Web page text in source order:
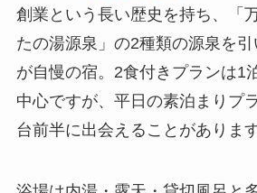
創業という長い歴史を持ち、「
たの湯源泉」の2種類の源泉を
が自慢の宿。2食付きプランは1
中心ですが、平日の素泊まりプ
台前半に出会えることがあります